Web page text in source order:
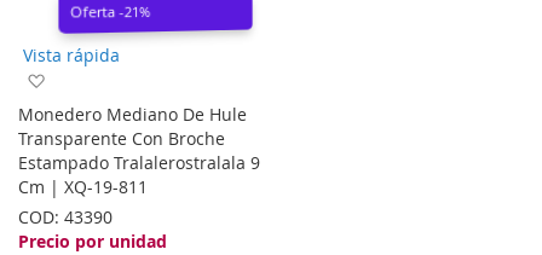
Oferta -21%
Vista rápida
la
lista
de
deseos
Monedero Mediano De Hule
Transparente Con Broche
Estampado Tralalerostralala 9
Cm | XQ-19-811
COD: 43390
Precio por unidad